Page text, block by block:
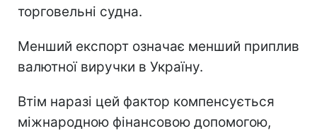
торговельні судна.
Менший експорт означає менший приплив
валютної виручки в Україну.
Втім наразі цей фактор компенсується
міжнародною фінансовою допомогою,